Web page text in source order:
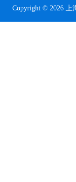
Copyright © 2026 上